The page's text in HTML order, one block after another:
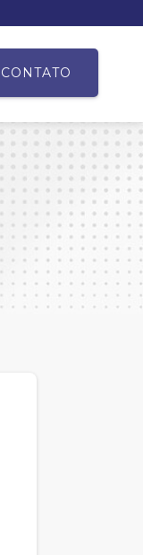
CONTATO